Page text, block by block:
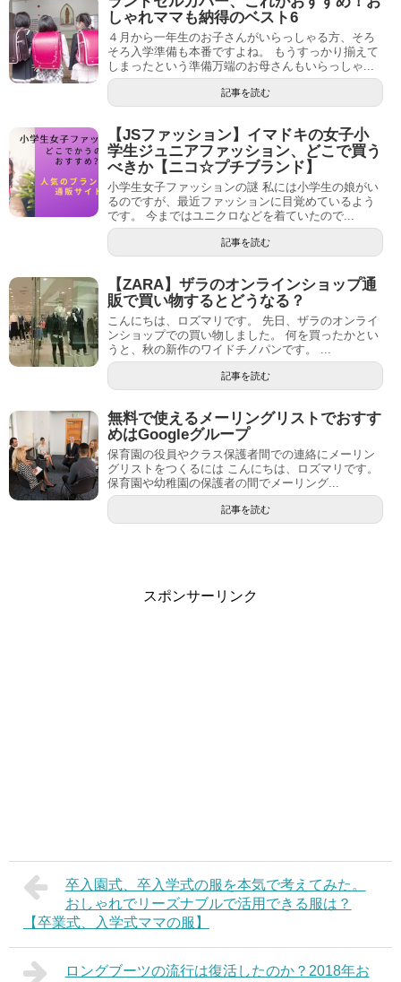
しゃれママも納得のベスト6
４月から一年生のお子さんがいらっしゃる方、そろ
そろ入学準備も本番ですよね。 もうすっかり揃えて
しまったという準備万端のお母さんもいらっしゃ...
記事を読む
【JSファッション】イマドキの女子小
学生ジュニアファッション、どこで買う
べきか【ニコ☆プチブランド】
小学生女子ファッションの謎 私には小学生の娘がい
るのですが、最近ファッションに目覚めているよう
です。 今まではユニクロなどを着ていたので...
記事を読む
【ZARA】ザラのオンラインショップ通
販で買い物するとどうなる？
こんにちは、ロズマリです。 先日、ザラのオンライ
ンショップでの買い物しました。 何を買ったかとい
うと、秋の新作のワイドチノパンです。 ...
記事を読む
無料で使えるメーリングリストでおすす
めはGoogleグループ
保育園の役員やクラス保護者間での連絡にメーリン
グリストをつくるには こんにちは、ロズマリです。
保育園や幼稚園の保護者の間でメーリング...
記事を読む
スポンサーリンク
卒入園式、卒入学式の服を本気で考えてみた。
おしゃれでリーズナブルで活用できる服は？
【卒業式、入学式ママの服】
ロングブーツの流行は復活したのか？2018年お